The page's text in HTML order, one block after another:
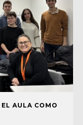
AULA COMO